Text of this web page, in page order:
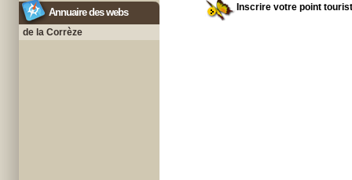
Annuaire des webs
de la Corrèze
Inscrire votre point